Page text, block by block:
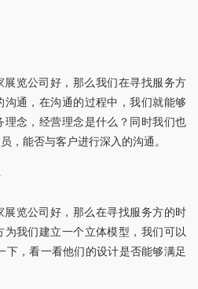
览公司好，那么我们在寻找服务方
通，在沟通的过程中，我们就能够
念，经营理念是什么？同时我们也
，能否与客户进行深入的沟通。
览公司好，那么在寻找服务方的时
我们建立一个立体模型，我们可以
，看一看他们的设计是否能够满足